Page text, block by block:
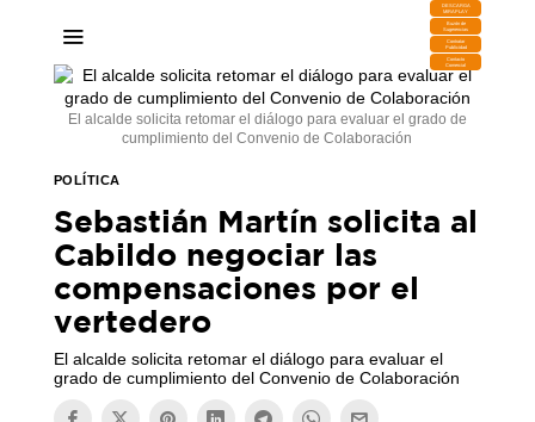
DESCARGA
MIRAPLAY
Buzón de
Sugerencias
Contratar
Publicidad
Contacto
Comercial
El alcalde solicita retomar el diálogo para evaluar el grado de
cumplimiento del Convenio de Colaboración
POLÍTICA
Sebastián Martín solicita al
Cabildo negociar las
compensaciones por el
vertedero
El alcalde solicita retomar el diálogo para evaluar el
grado de cumplimiento del Convenio de Colaboración